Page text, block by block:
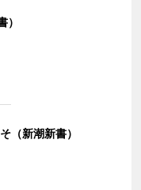
（新潮新書）